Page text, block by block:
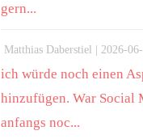
gern...
Matthias Daberstiel | 2026-
ich würde noch einen
hinzufügen. War Social
anfangs noc...